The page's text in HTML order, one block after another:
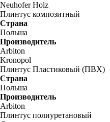
Neuhofer Holz
Плинтус композитный
Страна
Польша
Производитель
Arbiton
Kronopol
Плинтус Пластиковый (ПВХ)
Страна
Польша
Производитель
Arbiton
Плинтус полиуретановый